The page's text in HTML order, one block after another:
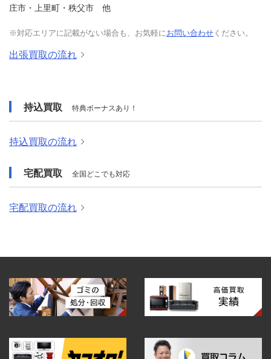
庄市・上里町・秩父市 他
※対応エリアに記載がない場合も、お気軽にお問い合わせください。
出張買取の流れ
持込買取 特典ボーナスあり！
持込買取の流れ
宅配買取 全国どこでも対応
宅配買取の流れ